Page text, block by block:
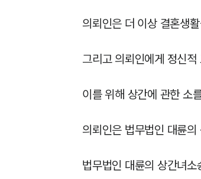
의뢰인은 더 이상 결혼생
그리고 의뢰인에게 정신
이를 위해 상간에 관한 소
의뢰인은 법무법인 대륜
법무법인 대륜의 상간녀